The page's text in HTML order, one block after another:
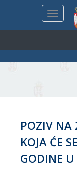
Toggle
POZIV NA
KOJA ĆE
GODINE